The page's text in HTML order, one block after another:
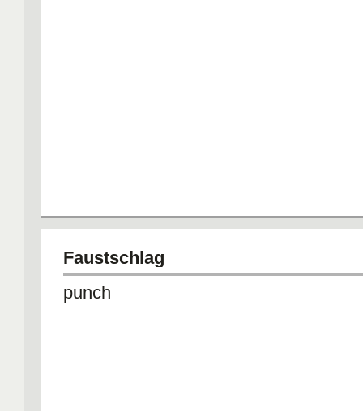
Faustschlag
punch